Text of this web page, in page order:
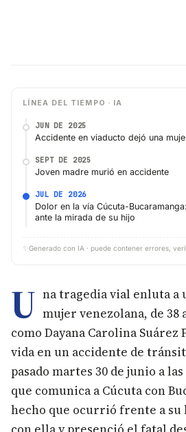
LÍNEA DEL TIEMPO · IA
JUN DE 2025
Accidente en viaducto dejó una
SEPT DE 2025
Joven madre murió en accidente
JUL DE 2026
Dolor en la vía Cúcuta-
ante la mirada de su hijo
✨ Generado con IA · puede contener errores,
U na tragedia vial enluta a
mujer venezolana, de 38
como Dayana Carolina Suárez
vida en un accidente de
pasado martes 30 de junio a
que comunica a Cúcuta con
hecho que ocurrió frente a su